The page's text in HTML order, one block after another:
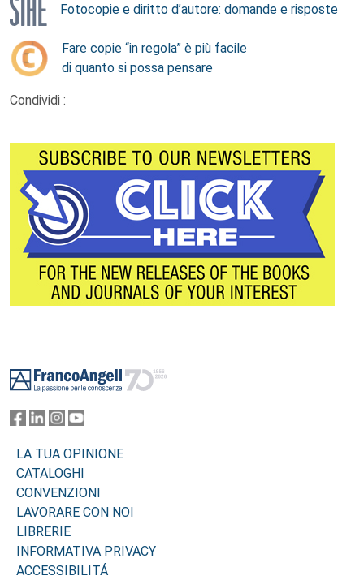
Fotocopie e diritto d’autore: domande e risposte
Fare copie “in regola” è più facile
di quanto si possa pensare
Condividi :
LA TUA OPINIONE
CATALOGHI
CONVENZIONI
LAVORARE CON NOI
LIBRERIE
INFORMATIVA PRIVACY
ACCESSIBILITÁ